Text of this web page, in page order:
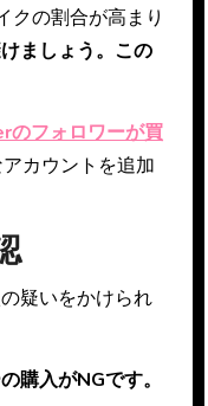
クの割合が高まり
ましょう。この
フォロワーが買
カウントを追加
疑いをかけられ
購入がNGです。